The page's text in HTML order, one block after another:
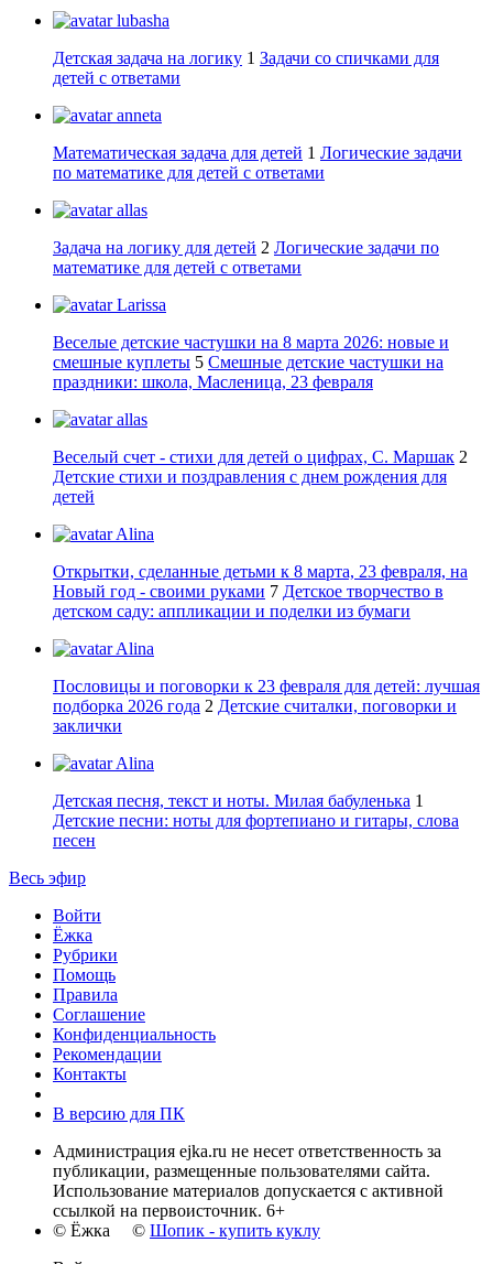
lubasha
Детская задача на логику 1 Задачи со спичками для
детей с ответами
anneta
Математическая задача для детей 1 Логические задачи
по математике для детей с ответами
allas
Задача на логику для детей 2 Логические задачи по
математике для детей с ответами
Larissa
Веселые детские частушки на 8 марта 2026: новые и
смешные куплеты 5 Смешные детские частушки на
праздники: школа, Масленица, 23 февраля
allas
Веселый счет - стихи для детей о цифрах, С. Маршак 2
Детские стихи и поздравления с днем рождения для
детей
Alina
Открытки, сделанные детьми к 8 марта, 23 февраля, на
Новый год - своими руками 7 Детское творчество в
детском саду: аппликации и поделки из бумаги
Alina
Пословицы и поговорки к 23 февраля для детей: лучшая
подборка 2026 года 2 Детские считалки, поговорки и
заклички
Alina
Детская песня, текст и ноты. Милая бабуленька 1
Детские песни: ноты для фортепиано и гитары, слова
песен
Весь эфир
Войти
Ёжка
Рубрики
Помощь
Правила
Соглашение
Конфиденциальность
Рекомендации
Контакты
В версию для ПК
Администрация ejka.ru не несет ответственность за
публикации, размещенные пользователями сайта.
Использование материалов допускается с активной
ссылкой на первоисточник. 6+
© Ёжка © Шопик - купить куклу